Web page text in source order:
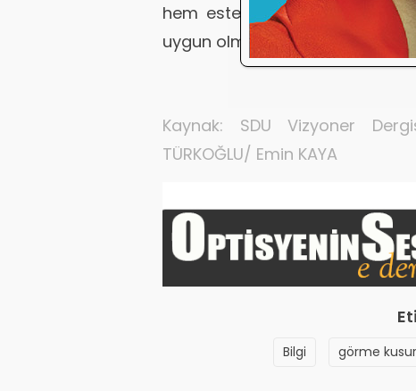
hem estetik açıdan hem de
uygun olması gerekir.
Kaynak: SDU Vizyoner
TÜRKOĞLU/ Emin KAYA
Bilgi görme